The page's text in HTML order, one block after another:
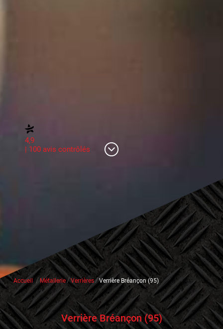
4,9
| 100 avis contrôlés
Accueil / Métallerie/Verrières/Verrière Bréançon (95)
Verrière Bréançon (95)